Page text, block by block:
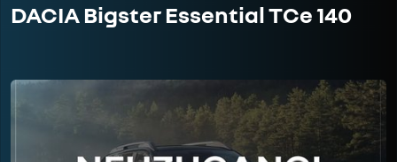
DACIA Bigster Essential TCe 140